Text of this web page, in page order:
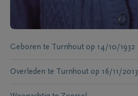
Geboren te Turnhout op 14/10/1932
Overleden te Turnhout op 16/11/2013